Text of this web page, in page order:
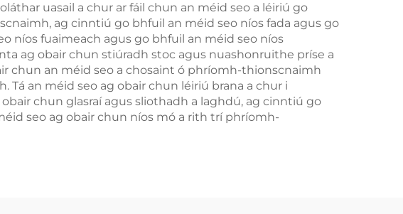
uasail a chur ar fáil chun an méid seo a léiriú go
ag cinntiú go bhfuil an méid seo níos fada agus go
níos fuaimeach agus go bhfuil an méid seo níos
ag obair chun stiúradh stoc agus nuashonruithe príse a
chun an méid seo a chosaint ó phríomh-thionscnaimh
an méid seo ag obair chun léiriú brana a chur i
chun glasraí agus sliothadh a laghdú, ag cinntiú go
seo ag obair chun níos mó a rith trí phríomh-